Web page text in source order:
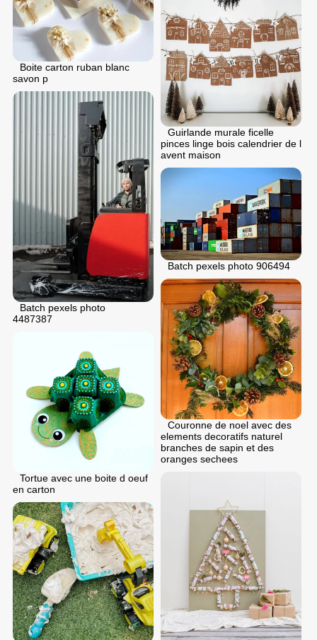
Boite carton ruban blanc
savon p
Guirlande murale ficelle
pinces linge bois calendrier de l
avent maison
Batch pexels photo
4487387
Batch pexels photo 906494
Couronne de noel avec des
elements decoratifs naturel
branches de sapin et des
oranges sechees
Tortue avec une boite d oeuf
en carton